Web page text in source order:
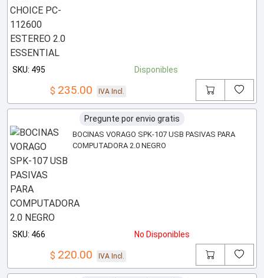
SKU: 495 Disponibles
$ 235.00 IVA Incl.
Pregunte por envio gratis
BOCINAS VORAGO SPK-107 USB PASIVAS PARA
COMPUTADORA 2.0 NEGRO
SKU: 466 No Disponibles
$ 220.00 IVA Incl.